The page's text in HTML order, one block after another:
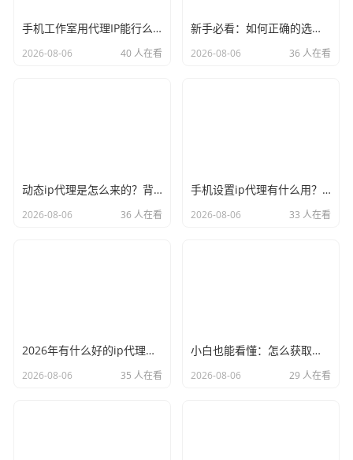
手机工作室用代理IP能行么？过来人的经验告诉你答案
2026-08-06 40 人在看
新手必看：如何正确的选择代理ip软件，别再交智商税了
2026-08-06 36 人在看
动态ip代理是怎么来的？背后的原理比你想象的精彩
2026-08-06 36 人在看
手机设置ip代理有什么用？不只是改定位那么简单
2026-08-06 33 人在看
2026年有什么好的ip代理软件？亲测后我只推荐这几个
2026-08-06 35 人在看
小白也能看懂：怎么获取代理ip和端口号，一步步教会你
2026-08-06 29 人在看